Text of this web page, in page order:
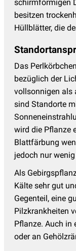
schirmförmigen
besitzen
Hüllblätter, die
Das
bezüglich der
vollsonnigen als
sind Standorte
wird die Pflanze
Blattfärbung
jedoch nur
Als
Kälte sehr gut
Gegenteil, eine
Pilzkrankheiten
Pflanze. Auch in
oder an